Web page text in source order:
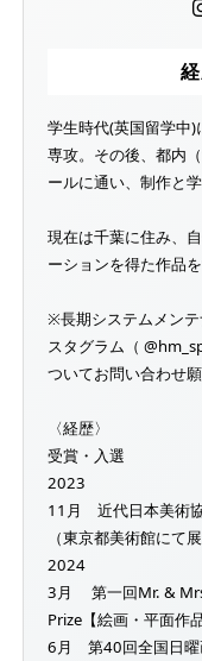
学生時代(英国留学中
専攻。その後、都内
ールに通い、制作と学
現在は千葉に住み、
ーションを得た作品を
※長期システムメン
スタグラム（
ついてお問い合わせ
〈経歴〉
受賞・入選
2023
11月 近代日本美術
（東京都美術館にて展
2024
3月 第一回Mr. &
Prize【絵画・平面作
6月 第40回全国日